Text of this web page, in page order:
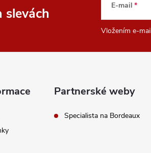
slevách E-mail
Vložením e-
Partnerské weby
Specialista na Bordeaux